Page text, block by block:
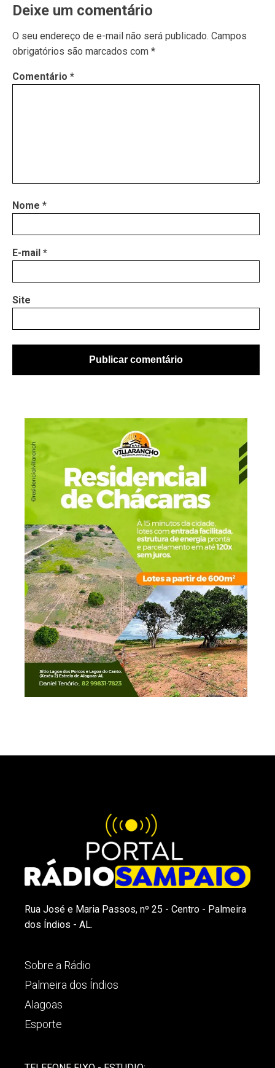
Deixe um comentário
O seu endereço de e-mail não será publicado. Campos
obrigatórios são marcados com *
Comentário *
Nome *
E-mail *
Site
Rua José e Maria Passos, nº 25 - Centro - Palmeira
dos Índios - AL.
Sobre a Rádio
Palmeira dos Índios
Alagoas
Esporte